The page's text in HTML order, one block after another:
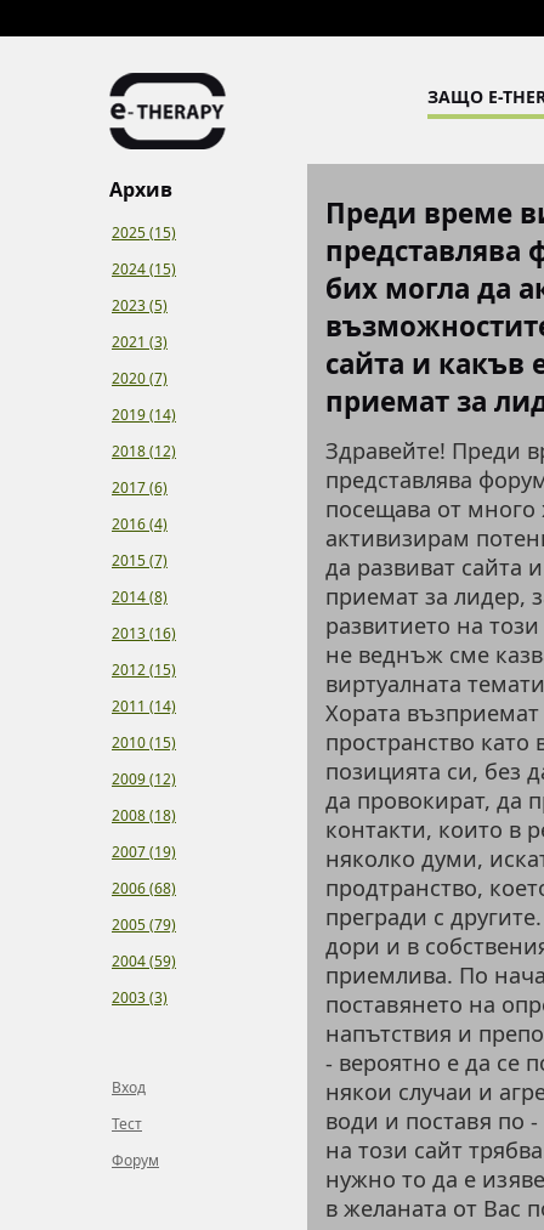
ЗАЩО E-
Архив
2025 (15)
2024 (15)
2023 (5)
2021 (3)
2020 (7)
2019 (14)
2018 (12)
2017 (6)
2016 (4)
2015 (7)
2014 (8)
2013 (16)
2012 (15)
2011 (14)
2010 (15)
2009 (12)
2008 (18)
2007 (19)
2006 (68)
2005 (79)
2004 (59)
2003 (3)
Вход
Тест
Форум
Преди време
представлява
бих могла да
сайта и какъв
приемат за
Здравейте! Преди
представлява
посещава от
активизирам
да развиват сайта
приемат за лидер,
развитието на
не веднъж сме
виртуалната
Хората
пространство
позицията си, без
да провокират, да
контакти, които в
няколко думи,
продтранство,
прегради с
дори и в
приемлива. По
поставянето на
напътствия и
- вероятно е да се
някои случаи и
води и поставя по
на този сайт
нужно то да е
в желаната от Вас